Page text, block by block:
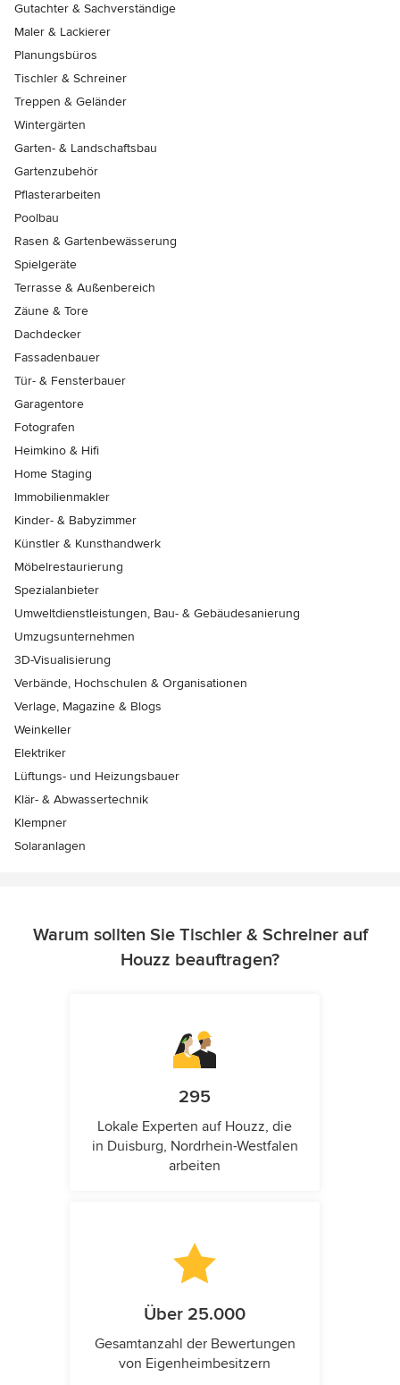
Gutachter & Sachverständige
Maler & Lackierer
Planungsbüros
Tischler & Schreiner
Treppen & Geländer
Wintergärten
Garten- & Landschaftsbau
Gartenzubehör
Pflasterarbeiten
Poolbau
Rasen & Gartenbewässerung
Spielgeräte
Terrasse & Außenbereich
Zäune & Tore
Dachdecker
Fassadenbauer
Tür- & Fensterbauer
Garagentore
Fotografen
Heimkino & Hifi
Home Staging
Immobilienmakler
Kinder- & Babyzimmer
Künstler & Kunsthandwerk
Möbelrestaurierung
Spezialanbieter
Umweltdienstleistungen, Bau- & Gebäudesanierung
Umzugsunternehmen
3D-Visualisierung
Verbände, Hochschulen & Organisationen
Verlage, Magazine & Blogs
Weinkeller
Elektriker
Lüftungs- und Heizungsbauer
Klär- & Abwassertechnik
Klempner
Solaranlagen
Warum sollten Sie Tischler & Schreiner auf
Houzz beauftragen?
295
Lokale Experten auf Houzz, die
in Duisburg, Nordrhein-Westfalen
arbeiten
Über 25.000
Gesamtanzahl der Bewertungen
von Eigenheimbesitzern